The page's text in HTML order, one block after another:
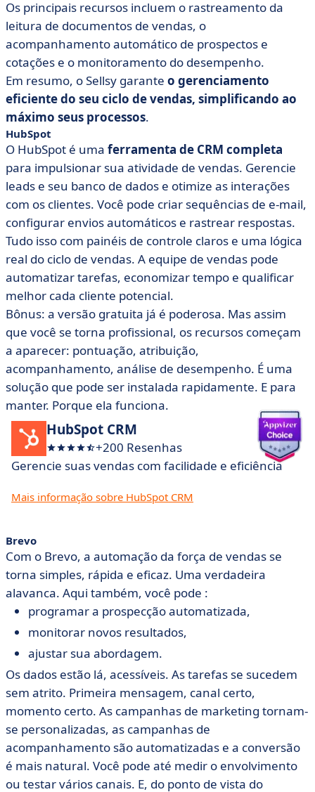
Os principais recursos incluem o rastreamento da
leitura de documentos de vendas, o
acompanhamento automático de prospectos e
cotações e o monitoramento do desempenho.
Em resumo, o Sellsy garante o gerenciamento
eficiente do seu ciclo de vendas, simplificando ao
máximo seus processos.
HubSpot
O HubSpot é uma ferramenta de CRM completa
para impulsionar sua atividade de vendas. Gerencie
leads e seu banco de dados e otimize as interações
com os clientes. Você pode criar sequências de e-mail,
configurar envios automáticos e rastrear respostas.
Tudo isso com painéis de controle claros e uma lógica
real do ciclo de vendas. A equipe de vendas pode
automatizar tarefas, economizar tempo e qualificar
melhor cada cliente potencial.
Bônus: a versão gratuita já é poderosa. Mas assim
que você se torna profissional, os recursos começam
a aparecer: pontuação, atribuição,
acompanhamento, análise de desempenho. É uma
solução que pode ser instalada rapidamente. E para
manter. Porque ela funciona.
HubSpot CRM
+200 Resenhas
Gerencie suas vendas com facilidade e eficiência
Mais informação sobre HubSpot CRM
Brevo
Com o Brevo, a automação da força de vendas se
torna simples, rápida e eficaz. Uma verdadeira
alavanca. Aqui também, você pode :
programar a prospecção automatizada,
monitorar novos resultados,
ajustar sua abordagem.
Os dados estão lá, acessíveis. As tarefas se sucedem
sem atrito. Primeira mensagem, canal certo,
momento certo. As campanhas de marketing tornam-
se personalizadas, as campanhas de
acompanhamento são automatizadas e a conversão
é mais natural. Você pode até medir o envolvimento
ou testar vários canais. E, do ponto de vista do